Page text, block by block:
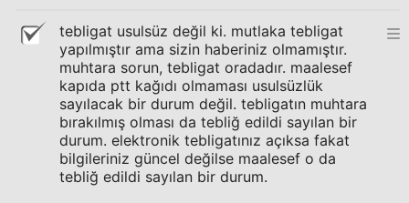
tebligat usulsüz değil ki. mutlaka tebligat
yapılmıştır ama sizin haberiniz olmamıştır.
muhtara sorun, tebligat oradadır. maalesef
kapıda ptt kağıdı olmaması usulsüzlük
sayılacak bir durum değil. tebligatın muhtara
bırakılmış olması da tebliğ edildi sayılan bir
durum. elektronik tebligatınız açıksa fakat
bilgileriniz güncel değilse maalesef o da
tebliğ edildi sayılan bir durum.